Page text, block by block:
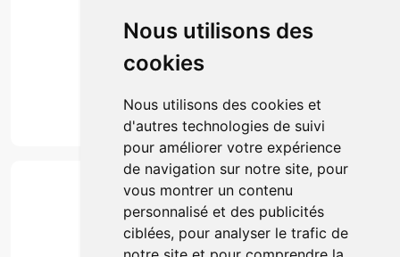
Nous utilisons des
cookies
Nous utilisons des cookies et
d'autres technologies de suivi
pour améliorer votre expérience
de navigation sur notre site, pour
vous montrer un contenu
personnalisé et des publicités
ciblées, pour analyser le trafic de
Actualités & conseils
Événements
Marques
Suivez-nous
Paiement
Simple, rapide et 100% sécurisé